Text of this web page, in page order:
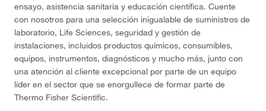
ensayo, asistencia sanitaria y educación científica. Cuente
con nosotros para una selección inigualable de suministros de
laboratorio, Life Sciences, seguridad y gestión de
instalaciones, incluidos productos químicos, consumibles,
equipos, instrumentos, diagnósticos y mucho más, junto con
una atención al cliente excepcional por parte de un equipo
líder en el sector que se enorgullece de formar parte de
Thermo Fisher Scientific.